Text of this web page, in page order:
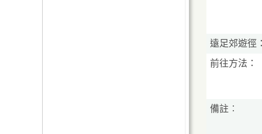
露營地點
燒烤地點 / 地
越野單車活動
遠足郊遊徑：
前往方法：
備註︰